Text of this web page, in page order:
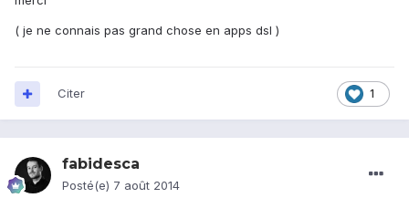
( je ne connais pas grand chose en apps dsl )
1
Citer
fabidesca
Posté(e) 7 août 2014